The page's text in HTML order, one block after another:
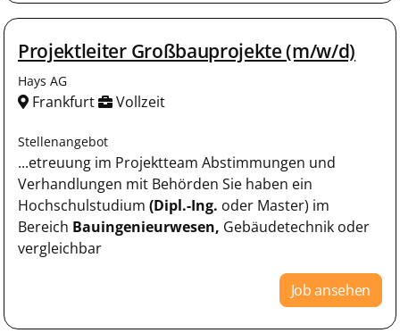
Projektleiter Großbauprojekte (m/w/d)
Hays AG
Frankfurt Vollzeit
Stellenangebot
...etreuung im Projektteam Abstimmungen und
Verhandlungen mit Behörden Sie haben ein
Hochschulstudium (Dipl.-Ing. oder Master) im
Bereich Bauingenieurwesen, Gebäudetechnik oder
vergleichbar
Job ansehen